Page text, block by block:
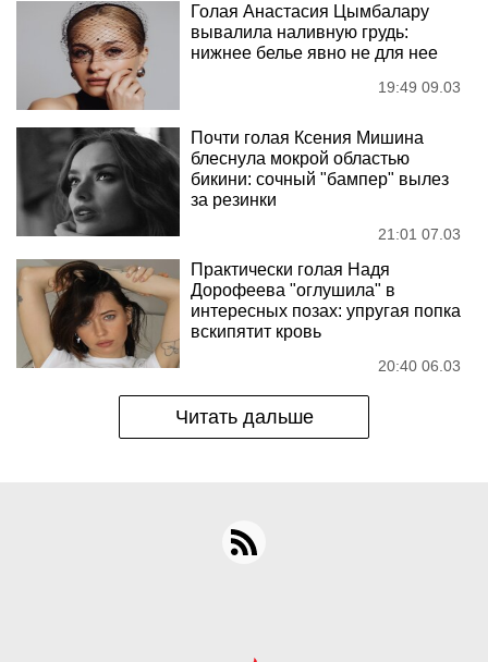
Голая Анастасия Цымбалару
вывалила наливную грудь:
нижнее белье явно не для нее
19:49 09.03
Почти голая Ксения Мишина
блеснула мокрой областью
бикини: сочный "бампер" вылез
за резинки
21:01 07.03
Практически голая Надя
Дорофеева "оглушила" в
интересных позах: упругая попка
вскипятит кровь
20:40 06.03
Читать дальше